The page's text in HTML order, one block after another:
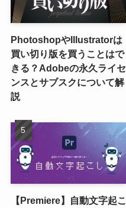
PhotoshopやIllustratorは
買い切り版を買うことはで
きる？Adobeの永久ライセ
ンスとサブスクについて解
説
【Premiere】自動文字起こ